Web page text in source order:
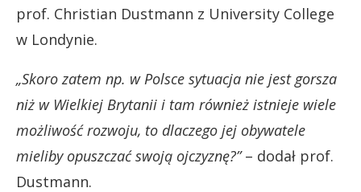
prof. Christian Dustmann z University College
w Londynie.
„Skoro zatem np. w Polsce sytuacja nie jest gorsza
niż w Wielkiej Brytanii i tam również istnieje wiele
możliwość rozwoju, to dlaczego jej obywatele
mieliby opuszczać swoją ojczyznę?”– dodał prof.
Dustmann.